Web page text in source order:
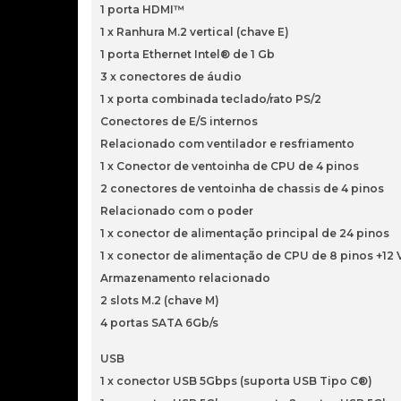
1 porta HDMI™
1 x Ranhura M.2 vertical (chave E)
1 porta Ethernet Intel® de 1 Gb
3 x conectores de áudio
1 x porta combinada teclado/rato PS/2
Conectores de E/S internos
Relacionado com ventilador e resfriamento
1 x Conector de ventoinha de CPU de 4 pinos
2 conectores de ventoinha de chassis de 4 pinos
Relacionado com o poder
1 x conector de alimentação principal de 24 pinos
1 x conector de alimentação de CPU de 8 pinos +12
Armazenamento relacionado
2 slots M.2 (chave M)
4 portas SATA 6Gb/s
USB
1 x conector USB 5Gbps (suporta USB Tipo C®)